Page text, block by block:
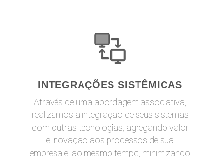
INTEGRAÇÕES SISTÊMICAS
Através de uma abordagem associativa,
realizamos a integração de seus sistemas
com outras tecnologias; agregando valor
e inovação aos processos de sua
empresa e, ao mesmo tempo, minimizando